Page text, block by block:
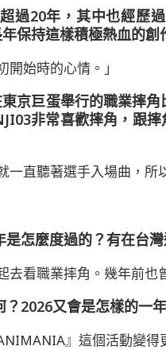
過20年，其中也經歷
保持這樣積極熱血的創
開始時的心情。」
京巨蛋舉行的職業摔
非常喜歡摔角，跟
一直聽著選手入場曲，
怎麼度過的？有在台灣
去看職業摔角。幾年前也
2026又會是怎樣的一
』這個活動變得